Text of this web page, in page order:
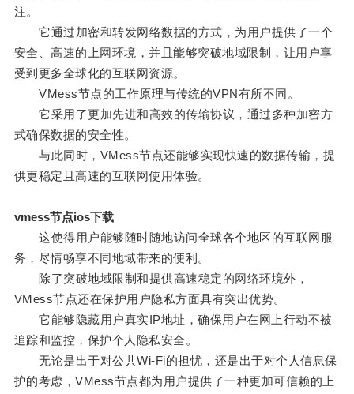
注。
它通过加密和转发网络数据的方式，为用户提供了一个
安全、高速的上网环境，并且能够突破地域限制，让用户享
受到更多全球化的互联网资源。
VMess节点的工作原理与传统的VPN有所不同。
它采用了更加先进和高效的传输协议，通过多种加密方
式确保数据的安全性。
与此同时，VMess节点还能够实现快速的数据传输，提
供更稳定且高速的互联网使用体验。
vmess节点ios下载
这使得用户能够随时随地访问全球各个地区的互联网服
务，尽情畅享不同地域带来的便利。
除了突破地域限制和提供高速稳定的网络环境外，
VMess节点还在保护用户隐私方面具有突出优势。
它能够隐藏用户真实IP地址，确保用户在网上行动不被
追踪和监控，保护个人隐私安全。
无论是出于对公共Wi-Fi的担忧，还是出于对个人信息保
护的考虑，VMess节点都为用户提供了一种更加可信赖的上